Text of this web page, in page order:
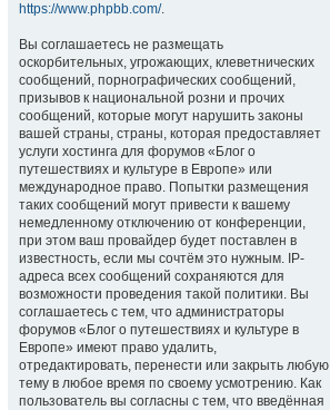
https://www.phpbb.com/.
Вы соглашаетесь не размещать
оскорбительных, угрожающих, клеветнических
сообщений, порнографических сообщений,
призывов к национальной розни и прочих
сообщений, которые могут нарушить законы
вашей страны, страны, которая предоставляет
услуги хостинга для форумов «Блог о
путешествиях и культуре в Европе» или
международное право. Попытки размещения
таких сообщений могут привести к вашему
немедленному отключению от конференции,
при этом ваш провайдер будет поставлен в
известность, если мы сочтём это нужным. IP-
адреса всех сообщений сохраняются для
возможности проведения такой политики. Вы
соглашаетесь с тем, что администраторы
форумов «Блог о путешествиях и культуре в
Европе» имеют право удалить,
отредактировать, перенести или закрыть любую
тему в любое время по своему усмотрению. Как
пользователь вы согласны с тем, что введённая